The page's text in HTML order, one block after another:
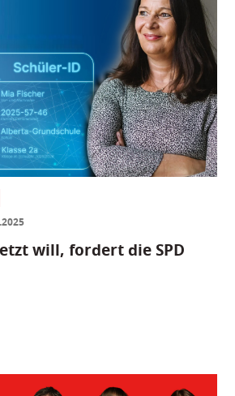
will, fordert die SPD